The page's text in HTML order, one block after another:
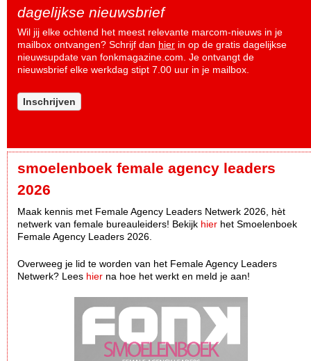
dagelijkse nieuwsbrief
Wil jij elke ochtend het meest relevante marcom-nieuws in je
mailbox ontvangen? Schrijf dan hier in op de gratis dagelijkse
nieuwsupdate van fonkmagazine.com. Je ontvangt de
nieuwsbrief elke werkdag stipt 7.00 uur in je mailbox.
Inschrijven
smoelenboek female agency leaders
2026
Maak kennis met Female Agency Leaders Netwerk 2026, hèt
netwerk van female bureauleiders! Bekijk hier het Smoelenboek
Female Agency Leaders 2026.
Overweeg je lid te worden van het Female Agency Leaders
Netwerk? Lees hier na hoe het werkt en meld je aan!